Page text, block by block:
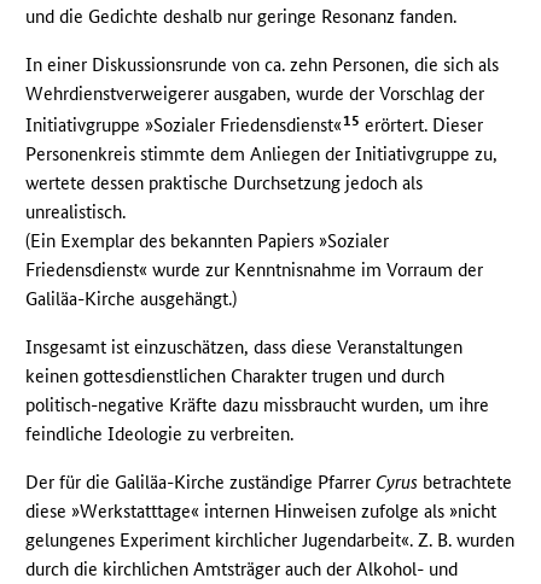
und die Gedichte deshalb nur geringe Resonanz fanden.
In einer Diskussionsrunde von ca. zehn Personen, die sich als
Wehrdienstverweigerer ausgaben, wurde der Vorschlag der
Initiativgruppe »Sozialer Friedensdienst«15 erörtert. Dieser
Personenkreis stimmte dem Anliegen der Initiativgruppe zu,
wertete dessen praktische Durchsetzung jedoch als
unrealistisch.
(Ein Exemplar des bekannten Papiers »Sozialer
Friedensdienst« wurde zur Kenntnisnahme im Vorraum der
Galiläa-Kirche ausgehängt.)
Insgesamt ist einzuschätzen, dass diese Veranstaltungen
keinen gottesdienstlichen Charakter trugen und durch
politisch-negative Kräfte dazu missbraucht wurden, um ihre
feindliche Ideologie zu verbreiten.
Der für die Galiläa-Kirche zuständige Pfarrer Cyrus betrachtete
diese »Werkstatttage« internen Hinweisen zufolge als »nicht
gelungenes Experiment kirchlicher Jugendarbeit«. Z. B. wurden
durch die kirchlichen Amtsträger auch der Alkohol- und